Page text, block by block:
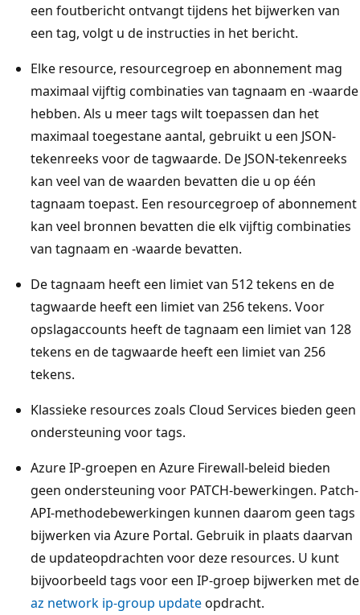
een foutbericht ontvangt tijdens het bijwerken van
een tag, volgt u de instructies in het bericht.
Elke resource, resourcegroep en abonnement mag
maximaal vijftig combinaties van tagnaam en -waarde
hebben. Als u meer tags wilt toepassen dan het
maximaal toegestane aantal, gebruikt u een JSON-
tekenreeks voor de tagwaarde. De JSON-tekenreeks
kan veel van de waarden bevatten die u op één
tagnaam toepast. Een resourcegroep of abonnement
kan veel bronnen bevatten die elk vijftig combinaties
van tagnaam en -waarde bevatten.
De tagnaam heeft een limiet van 512 tekens en de
tagwaarde heeft een limiet van 256 tekens. Voor
opslagaccounts heeft de tagnaam een limiet van 128
tekens en de tagwaarde heeft een limiet van 256
tekens.
Klassieke resources zoals Cloud Services bieden geen
ondersteuning voor tags.
Azure IP-groepen en Azure Firewall-beleid bieden
geen ondersteuning voor PATCH-bewerkingen. Patch-
API-methodebewerkingen kunnen daarom geen tags
bijwerken via Azure Portal. Gebruik in plaats daarvan
de updateopdrachten voor deze resources. U kunt
bijvoorbeeld tags voor een IP-groep bijwerken met de
az network ip-group updateopdracht.